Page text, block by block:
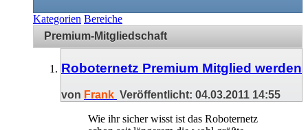
Kategorien Bereiche
Premium-Mitgliedschaft
Roboternetz Premium Mitglied werden
von Frank Veröffentlicht: 04.03.2011 14:55
Wie ihr sicher wisst ist das Roboternetz